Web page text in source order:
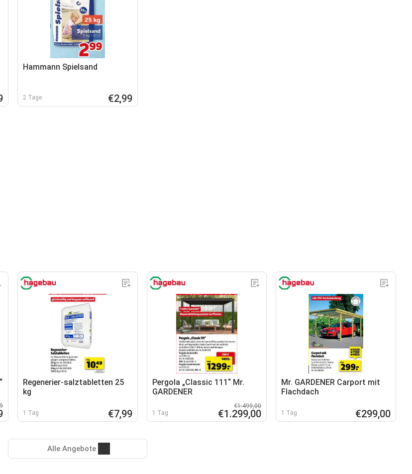
Hammann Spielsand
2 Tage €2,99
Regenerier-salztabletten 25
kg
1 Tag €7,99
Pergola „Classic 111“ Mr.
GARDENER
1 Tag
€1.499,00
€1.299,00
Mr. GARDENER Carport mit
Flachdach
1 Tag €299,00
Alle Angebote